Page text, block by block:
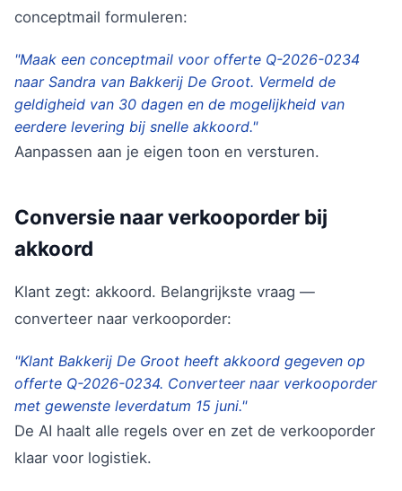
conceptmail formuleren:
"Maak een conceptmail voor offerte Q-2026-0234
naar Sandra van Bakkerij De Groot. Vermeld de
geldigheid van 30 dagen en de mogelijkheid van
eerdere levering bij snelle akkoord."
Aanpassen aan je eigen toon en versturen.
Conversie naar verkooporder bij
akkoord
Klant zegt: akkoord. Belangrijkste vraag —
converteer naar verkooporder:
"Klant Bakkerij De Groot heeft akkoord gegeven op
offerte Q-2026-0234. Converteer naar verkooporder
met gewenste leverdatum 15 juni."
De AI haalt alle regels over en zet de verkooporder
klaar voor logistiek.